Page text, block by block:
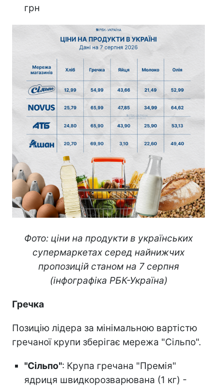
грн
Фото: ціни на продукти в українських
супермаркетах серед найнижчих
пропозицій станом на 7 серпня
(інфографіка РБК-Україна)
Гречка
Позицію лідера за мінімальною вартістю
гречаної крупи зберігає мережа "Сільпо".
"Сільпо": Крупа гречана "Премія"
ядриця швидкорозварювана (1 кг) -